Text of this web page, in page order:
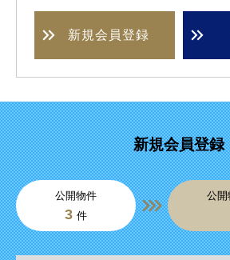
新規会員登録
新規会員登録
公開物件
3 件
公開